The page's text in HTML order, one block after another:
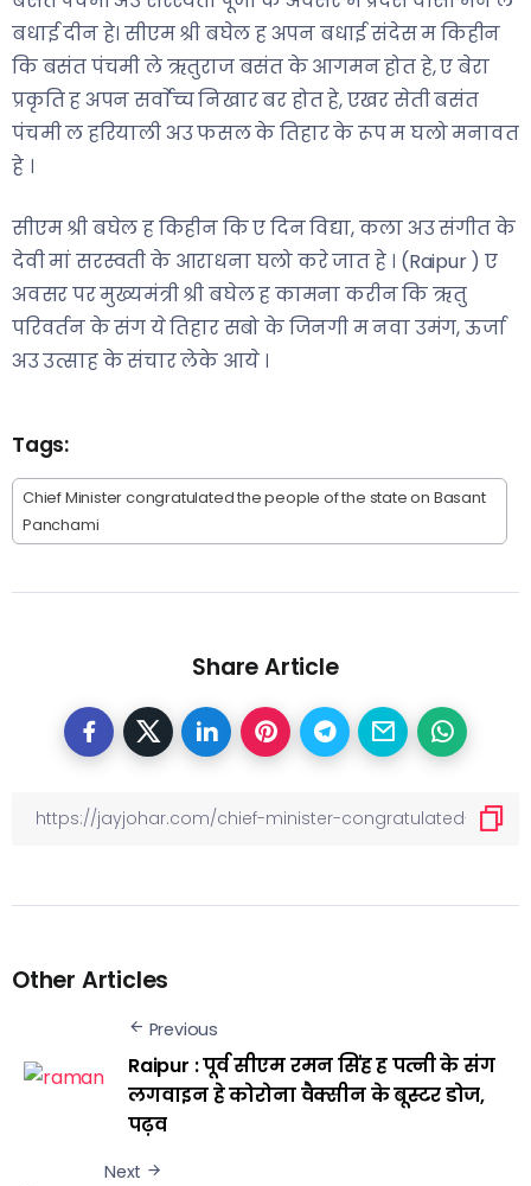
बधाई दीन हे। सीएम श्री बघेल ह अपन बधाई संदेस म किहीन
कि बसंत पंचमी ले ऋतुराज बसंत के आगमन होत हे, ए बेरा
प्रकृति ह अपन सर्वाेच्च निखार बर होत हे, एखर सेती बसंत
पंचमी ल हरियाली अउ फसल के तिहार के रूप म घलो मनावत
हे ।
सीएम श्री बघेल ह किहीन कि ए दिन विद्या, कला अउ संगीत के
देवी मां सरस्वती के आराधना घलो करे जात हे । (Raipur ) ए
अवसर पर मुख्यमंत्री श्री बघेल ह कामना करीन कि ऋतु
परिवर्तन के संग ये तिहार सबो के जिनगी म नवा उमंग, ऊर्जा
अउ उत्साह के संचार लेके आये ।
Tags:
Chief Minister congratulated the people of the state on Basant
Panchami
Share Article
Other Articles
Previous
Raipur : पूर्व सीएम रमन सिंह ह पत्नी के संग
लगवाइन हे कोरोना वैक्सीन के बूस्टर डोज,
पढ़व
Next